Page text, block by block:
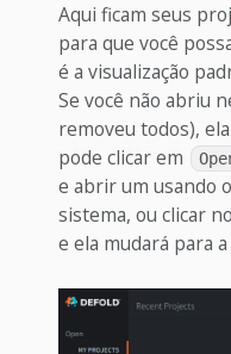
Aqui ficam seus
para que você
é a visualização
Se você não abriu
removeu todos),
pode clicar em
e abrir um usando
sistema, ou clicar
e ela mudará para a